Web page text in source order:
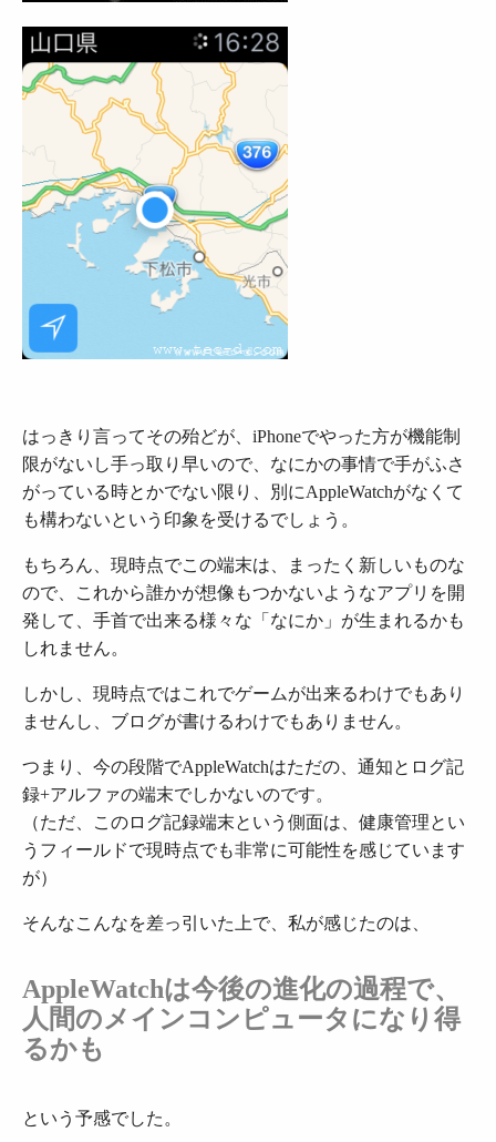
はっきり言ってその殆どが、iPhoneでやった方が機能制
限がないし手っ取り早いので、なにかの事情で手がふさ
がっている時とかでない限り、別にAppleWatchがなくて
も構わないという印象を受けるでしょう。
もちろん、現時点でこの端末は、まったく新しいものな
ので、これから誰かが想像もつかないようなアプリを開
発して、手首で出来る様々な「なにか」が生まれるかも
しれません。
しかし、現時点ではこれでゲームが出来るわけでもあり
ませんし、ブログが書けるわけでもありません。
つまり、今の段階でAppleWatchはただの、通知とログ記
録+アルファの端末でしかないのです。
（ただ、このログ記録端末という側面は、健康管理とい
うフィールドで現時点でも非常に可能性を感じています
が）
そんなこんなを差っ引いた上で、私が感じたのは、
AppleWatchは今後の進化の過程で、
人間のメインコンピュータになり得
るかも
という予感でした。